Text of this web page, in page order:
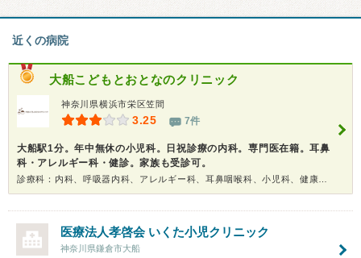
近くの病院
大船こどもとおとなのクリニック
神奈川県横浜市栄区笠間
3.25 7件
大船駅1分。年中無休の小児科。日祝診療の内科。専門医在籍。耳鼻
科・アレルギー科・健診。家族も受診可。
医療法人孝啓会 いくた小児クリニック
神奈川県鎌倉市大船